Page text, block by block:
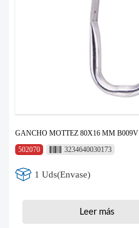
GANCHO MOTTEZ 80X16 MM B009V
502070
3234640030173
1 Uds(Envase)
Leer más